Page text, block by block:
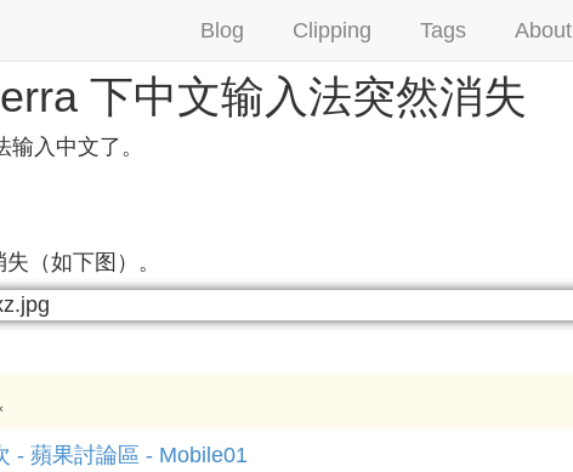
Blog Clipping Tags About
下中文输入法突然消失
入中文了。
（如下图）。
- 蘋果討論區 - Mobile01